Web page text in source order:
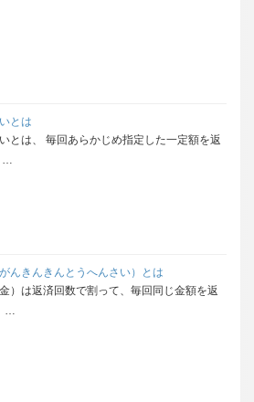
とは
とは、 毎回あらかじめ指定した一定額を返
…
んきんきんとうへんさい）とは
）は返済回数で割って、毎回同じ金額を返
…